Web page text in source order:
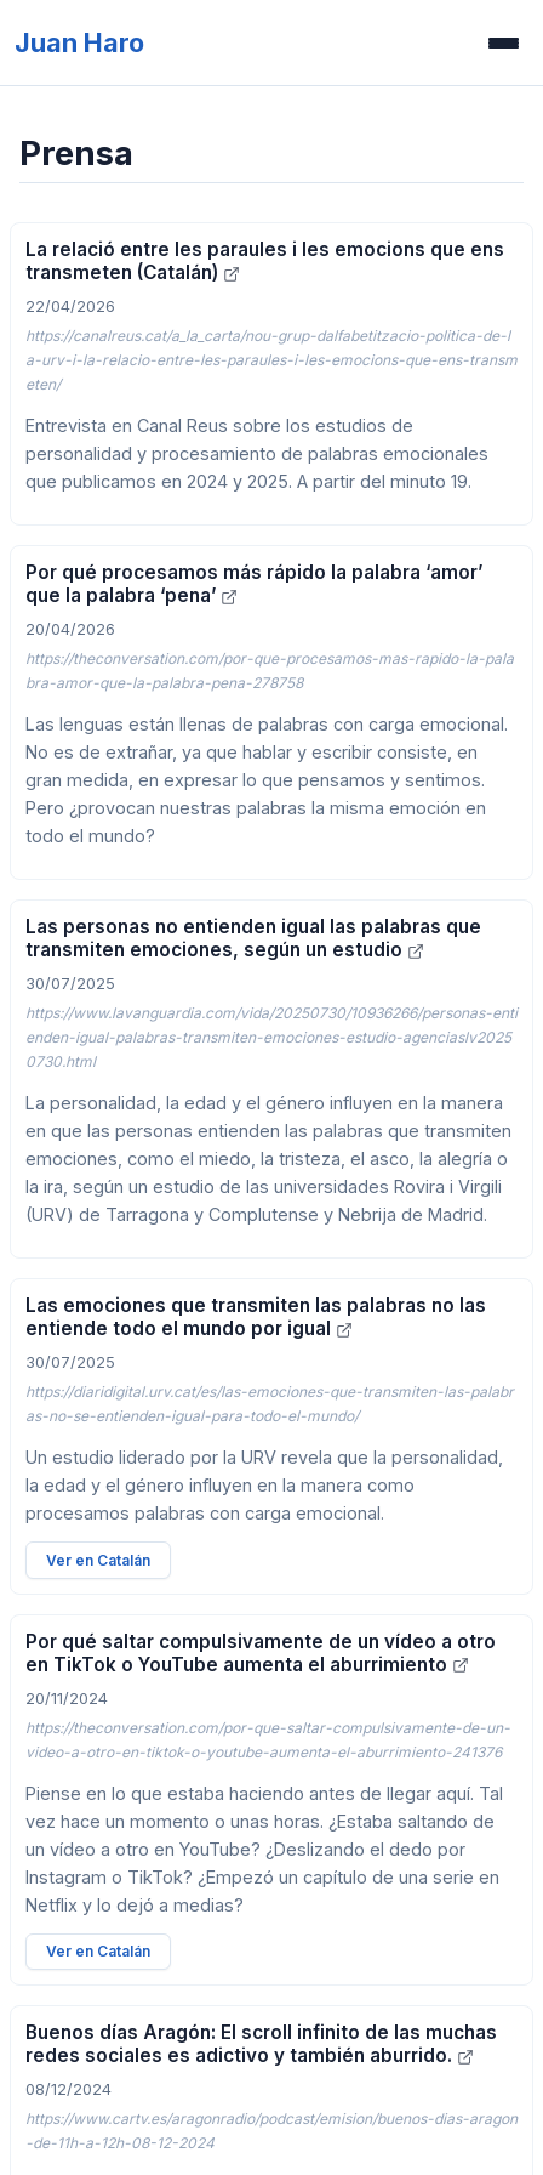
Juan Haro
Publicaciones
Prensa
Concurso de ilusiones
Prensa
La relació entre les paraules i les emocions que ens
transmeten (Catalán)
22/04/2026
https://canalreus.cat/a_la_carta/nou-grup-dalfabetitzacio-politica-de-l
a-urv-i-la-relacio-entre-les-paraules-i-les-emocions-que-ens-transm
eten/
Entrevista en Canal Reus sobre los estudios de
personalidad y procesamiento de palabras emocionales
que publicamos en 2024 y 2025. A partir del minuto 19.
Por qué procesamos más rápido la palabra ‘amor’
que la palabra ‘pena’
20/04/2026
https://theconversation.com/por-que-procesamos-mas-rapido-la-pala
bra-amor-que-la-palabra-pena-278758
Las lenguas están llenas de palabras con carga emocional.
No es de extrañar, ya que hablar y escribir consiste, en
gran medida, en expresar lo que pensamos y sentimos.
Pero ¿provocan nuestras palabras la misma emoción en
todo el mundo?
Las personas no entienden igual las palabras que
transmiten emociones, según un estudio
30/07/2025
https://www.lavanguardia.com/vida/20250730/10936266/personas-enti
enden-igual-palabras-transmiten-emociones-estudio-agenciaslv2025
0730.html
La personalidad, la edad y el género influyen en la manera
en que las personas entienden las palabras que transmiten
emociones, como el miedo, la tristeza, el asco, la alegría o
la ira, según un estudio de las universidades Rovira i Virgili
(URV) de Tarragona y Complutense y Nebrija de Madrid.
Las emociones que transmiten las palabras no las
entiende todo el mundo por igual
30/07/2025
https://diaridigital.urv.cat/es/las-emociones-que-transmiten-las-palabr
as-no-se-entienden-igual-para-todo-el-mundo/
Un estudio liderado por la URV revela que la personalidad,
la edad y el género influyen en la manera como
procesamos palabras con carga emocional.
Ver en Catalán
Por qué saltar compulsivamente de un vídeo a otro
en TikTok o YouTube aumenta el aburrimiento
20/11/2024
https://theconversation.com/por-que-saltar-compulsivamente-de-un-
video-a-otro-en-tiktok-o-youtube-aumenta-el-aburrimiento-241376
Piense en lo que estaba haciendo antes de llegar aquí. Tal
vez hace un momento o unas horas. ¿Estaba saltando de
un vídeo a otro en YouTube? ¿Deslizando el dedo por
Instagram o TikTok? ¿Empezó un capítulo de una serie en
Netflix y lo dejó a medias?
Ver en Catalán
Buenos días Aragón: El scroll infinito de las muchas
redes sociales es adictivo y también aburrido.
08/12/2024
https://www.cartv.es/aragonradio/podcast/emision/buenos-dias-aragon
-de-11h-a-12h-08-12-2024